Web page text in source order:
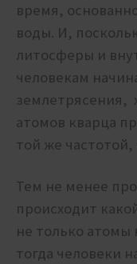
время,
воды. И,
литосферы и
человекам
землетрясения,
атомов кварца
той же
Тем не менее
происходит
не только
тогда человеки